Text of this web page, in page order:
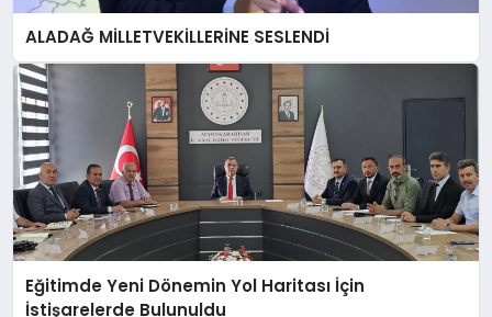
ALADAĞ MİLLETVEKİLLERİNE SESLENDİ
Eğitimde Yeni Dönemin Yol Haritası İçin
İstişarelerde Bulunuldu